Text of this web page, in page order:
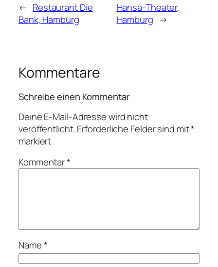
← Restaurant Die
Bank, Hamburg
Hansa-Theater,
Hamburg →
Kommentare
Schreibe einen Kommentar
Deine E-Mail-Adresse wird nicht
veröffentlicht.Erforderliche Felder sind mit*
markiert
Kommentar*
Name*